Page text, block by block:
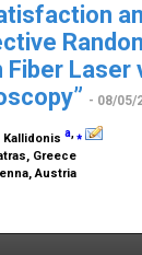
Laser
- 08/05/
Kallidonis a,⁎
Greece
Austria